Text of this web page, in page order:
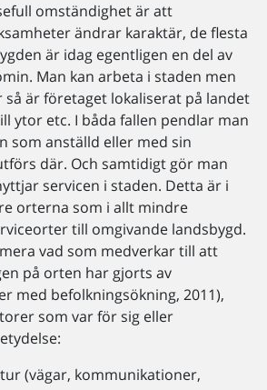
omständighet är att
ändrar karaktär, de flesta
är idag egentligen en del av
Man kan arbeta i staden men
är företaget lokaliserat på landet
ytor etc. I båda fallen pendlar man
som anställd eller med sin
där. Och samtidigt gör man
servicen i staden. Detta är i
orterna som i allt mindre
till omgivande landsbygd.
vad som medverkar till att
på orten har gjorts av
med befolkningsökning, 2011),
som var för sig eller
(vägar, kommunikationer,